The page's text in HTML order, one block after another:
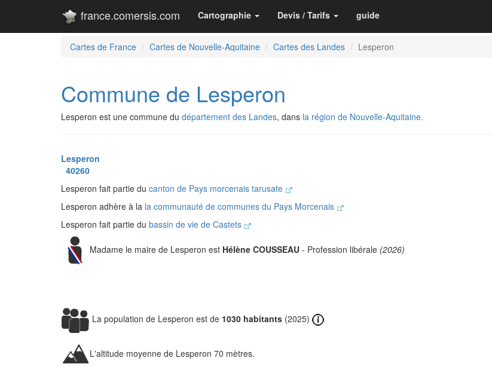
france.comersis.com Cartographie Devis / Tarifs guide
Cartes de France Cartes de Nouvelle-Aquitaine Cartes des Landes Lesperon
Commune de Lesperon
Lesperon est une commune du département des Landes, dans la région de Nouvelle-Aquitaine.
Lesperon
40260
Lesperon fait partie du canton de Pays morcenais tarusate
Lesperon adhère à la la communauté de communes du Pays Morcenais
Lesperon fait partie du bassin de vie de Castets
Madame le maire de Lesperon est Hélène COUSSEAU - Profession libérale (2026)
La population de Lesperon est de 1030 habitants (2025)
L'altitude moyenne de Lesperon 70 mètres.